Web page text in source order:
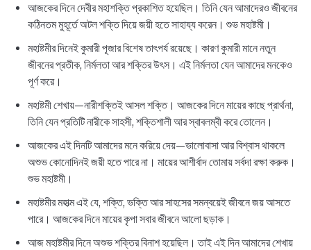
আজকের দিনে দেবীর মহাশক্তি প্রকাশিত হয়েছিল। তিনি যেন আমাদেরও জীবনের
কঠিনতম মুহূর্তে অটল শক্তি দিয়ে জয়ী হতে সাহায্য করেন। শুভ মহাষ্টমী।
মহাষ্টমীর দিনেই কুমারী পূজার বিশেষ তাৎপর্য রয়েছে। কারণ কুমারী মানে নতুন
জীবনের প্রতীক, নির্মলতা আর শক্তির উৎস। এই নির্মলতা যেন আমাদের মনকেও
পূর্ণ করে।
মহাষ্টমী শেখায়—নারীশক্তিই আসল শক্তি। আজকের দিনে মায়ের কাছে প্রার্থনা,
তিনি যেন প্রতিটি নারীকে সাহসী, শক্তিশালী আর স্বাবলম্বী করে তোলেন।
আজকের এই দিনটি আমাদের মনে করিয়ে দেয়—ভালোবাসা আর বিশ্বাস থাকলে
অশুভ কোনোদিনই জয়ী হতে পারে না। মায়ের আশীর্বাদ তোমায় সর্বদা রক্ষা করুক।
শুভ মহাষ্টমী।
মহাষ্টমীর মহাত্ম এই যে, শক্তি, ভক্তি আর সাহসের সমন্বয়েই জীবনে জয় আসতে
পারে। আজকের দিনে মায়ের কৃপা সবার জীবনে আলো ছড়াক।
আজ মহাষ্টমীর দিনে অশুভ শক্তির বিনাশ হয়েছিল। তাই এই দিন আমাদের শেখায়